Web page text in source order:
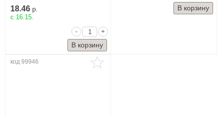
18.46 р.
c 16.15.
-
+
код 99946